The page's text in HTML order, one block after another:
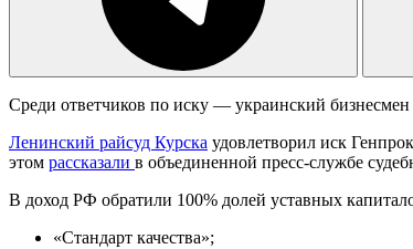
Среди ответчиков по иску — украинский
Ленинский райсуд Курска удовлетворил иск
этом рассказали в объединенной пресс-службе
В доход РФ обратили 100% долей уставных
«Стандарт качества»;